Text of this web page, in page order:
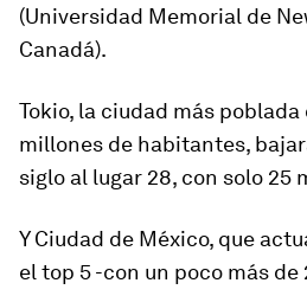
(Universidad Memorial de
Canadá).
Tokio, la ciudad más poblada
millones de habitantes,
siglo al lugar 28, con solo 25
YCiudad de México, que
el top 5 -con un poco más